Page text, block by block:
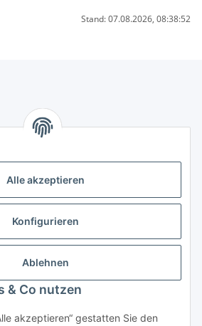
Alle akzeptieren
Konfigurieren
Ablehnen
& Co nutzen
akzeptieren“ gestatten Sie den
Stand: 07.08.2026, 08:38:52
sind Pflichtfelder.
Anmelden